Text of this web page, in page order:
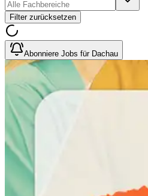
Filter zurücksetzen
Abonniere Jobs für Dachau